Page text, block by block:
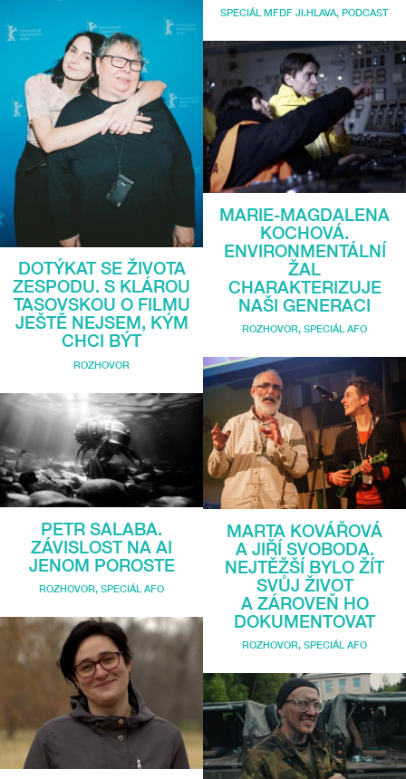
DOTÝKAT SE ŽIVOTA
ZESPODU. S KLÁROU
TASOVSKOU O FILMU
JEŠTĚ NEJSEM, KÝM
CHCI BÝT
ROZHOVOR
PETR SALABA.
ZÁVISLOST NA AI
JENOM POROSTE
ROZHOVOR SPECIÁL AFO
SPECIÁL MFDF JI.HLAVA, PODCAST
MARIE-MAGDALENA
KOCHOVÁ.
ENVIRONMENTÁLNÍ
ŽAL
CHARAKTERIZUJE
NAŠI GENERACI
ROZHOVOR, SPECIÁL AFO
MARTA KOVÁŘOVÁ
A JIŘÍ SVOBODA.
NEJTĚŽŠÍ BYLO ŽÍT
SVŮJ ŽIVOT
A ZÁROVEŇ HO
DOKUMENTOVAT
ROZHOVOR, SPECIÁL AFO